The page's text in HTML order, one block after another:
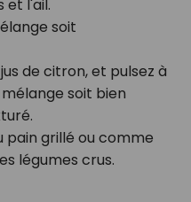
et l'ail.
soit
de citron, et pulsez à
soit bien
pain grillé ou comme
légumes crus.